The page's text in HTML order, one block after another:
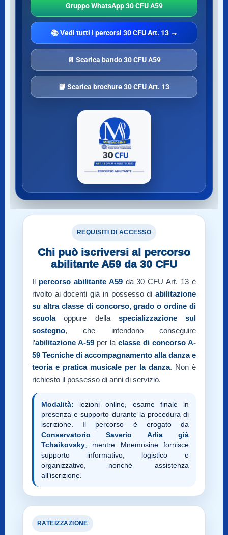
Gruppo WhatsApp 30 CFU A59
📚 Vedi tutti i percorsi 30 CFU Art. 13 →
📄 Scarica bando 30 CFU A59
📘 Scarica brochure 30 CFU Art. 13
REQUISITI DI ACCESSO
Chi può iscriversi al percorso
abilitante A59 da 30 CFU
Il percorso abilitante A59da 30 CFU Art. 13 è
rivolto ai docenti già in possesso di abilitazione
su altra classe di concorso, grado o ordine di
scuolaoppure della specializzazione sul
sostegno, che intendono conseguire
l’abilitazione A-59 per la classe di concorso A-
59 Tecniche di accompagnamento alla danza e
teoria e pratica musicale per la danza. Non è
richiesto il possesso di anni di servizio.
Modalità: lezioni online, esame finale in
presenza e supporto durante la procedura di
iscrizione. Il percorso è erogato da
Conservatorio Saverio Arlia già
Tchaikovsky , mentre Mnemosine fornisce
supporto informativo, logistico e
organizzativo, nonché assistenza
all’iscrizione.
RATEIZZAZIONE